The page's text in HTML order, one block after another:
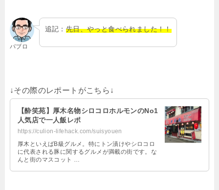
パブロ
追記： 先日、やっと食べられました！！
↓その際のレポートがこちら↓
【酔笑苑】厚木名物シロコロホルモンのNo1
人気店で一人飯レポ
https://culion-lifehack.com/suisyouen
厚木といえばB級グルメ。特にトン漬けやシロコロ
に代表される豚に関するグルメが満載の街です。な
んと街のマスコット …